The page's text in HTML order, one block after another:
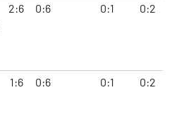
2:6 0:6 0:1 0:2
1:6 0:6 0:1 0:2